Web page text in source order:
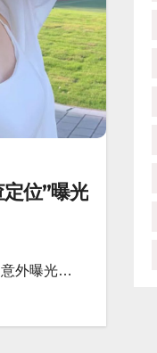
位”曝光
意外曝光…